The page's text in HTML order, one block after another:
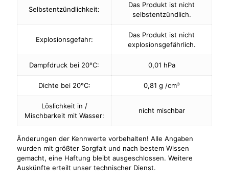
Selbstentzündlichkeit:
Das Produkt ist nicht
selbstentzündlich.
Explosionsgefahr:
Das Produkt ist nicht
explosionsgefährlich.
Dampfdruck bei 20°C: 0,01 hPa
Dichte bei 20°C: 0,81 g /cm³
Löslichkeit in /
Mischbarkeit mit Wasser:
nicht mischbar
Änderungen der Kennwerte vorbehalten! Alle Angaben
wurden mit größter Sorgfalt und nach bestem Wissen
gemacht, eine Haftung bleibt ausgeschlossen. Weitere
Auskünfte erteilt unser technischer Dienst.